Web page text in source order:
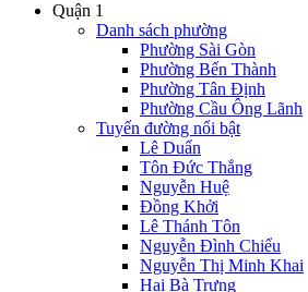
Quận 1
Danh sách phường
Phường Sài Gòn
Phường Bến Thành
Phường Tân Định
Phường Cầu Ông Lãnh
Tuyến đường nổi bật
Lê Duẩn
Tôn Đức Thắng
Nguyễn Huệ
Đồng Khởi
Lê Thánh Tôn
Nguyễn Đình Chiểu
Nguyễn Thị Minh Khai
Hai Bà Trưng